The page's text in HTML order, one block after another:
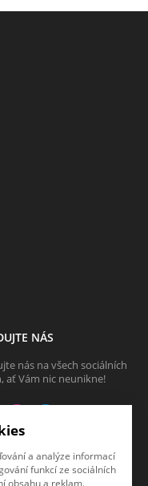
NÁS
nás na všech sociálních
ať Vám nic neunikne!
a analýze informací
funkcí ze sociálních
obsahu a reklam.